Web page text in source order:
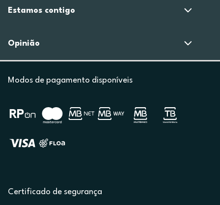
Estamos contigo
Opinião
Modos de pagamento disponíveis
Certificado de segurança